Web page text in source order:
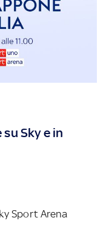
Sky e in
Sport Arena